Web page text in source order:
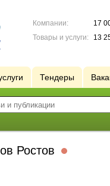
Компании:
17
Товары и услуги:
13
Тендеры
Ростов